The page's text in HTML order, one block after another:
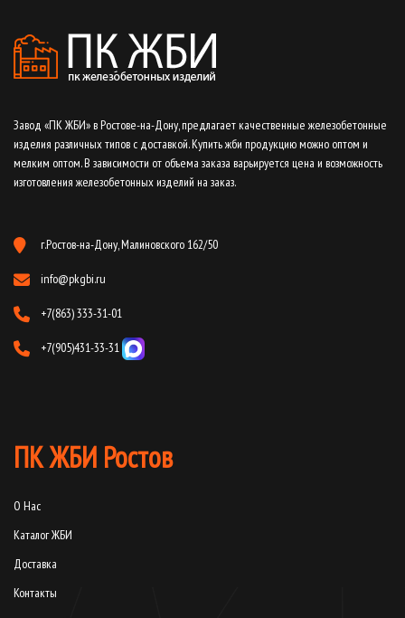
Завод «ПК ЖБИ» в Ростове-на-Дону, предлагает качественные железобетонные
изделия различных типов с доставкой. Купить жби продукцию можно оптом и
мелким оптом. В зависимости от объема заказа варьируется цена и возможность
изготовления железобетонных изделий на заказ.
г.Ростов-на-Дону, Малиновского 162/50
info@pkgbi.ru
+7(863) 333-31-01
+7(905)431-33-31
ПК ЖБИ Ростов
О Нас
Каталог ЖБИ
Доставка
Контакты